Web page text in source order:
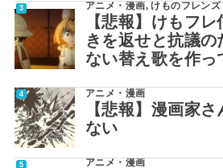
アニメ・漫画, けものフレンズ
【悲報】けもフ
きを返せと抗議の
ない替え歌を作
アニメ・漫画
【悲報】漫画家
ない
アニメ・漫画